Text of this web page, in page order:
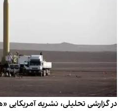
در گزارشی تحلیلی، نشریه